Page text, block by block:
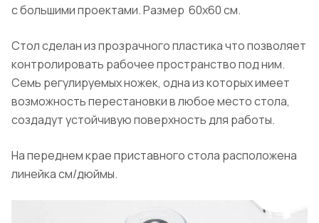
с большими проектами. Размер 60х60 см.
Стол сделан из прозрачного пластика что позволяет
контролировать рабочее пространство под ним.
Семь регулируемых ножек, одна из которых имеет
возможность перестановки в любое место стола,
создадут устойчивую поверхность для работы.
На переднем крае приставного стола расположена
линейка см/дюймы.